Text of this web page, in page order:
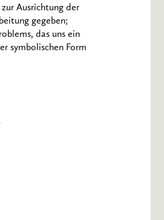
Ausrichtung der
gegeben;
das uns ein
symbolischen Form